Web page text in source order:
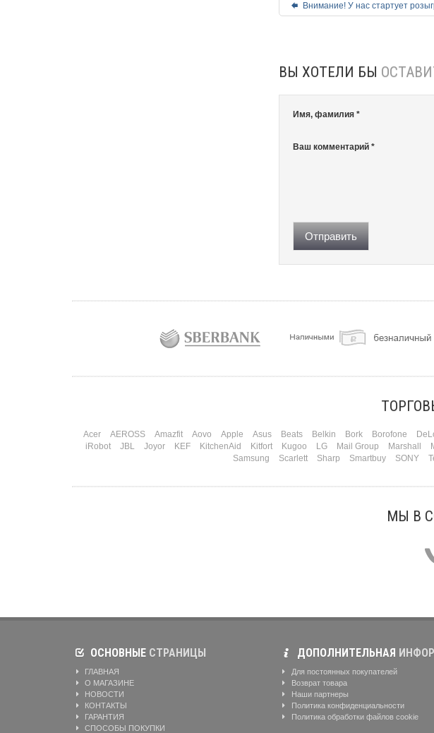
Внимание! У нас стартует
ВЫ ХОТЕЛИ БЫ
Имя, фамилия *
Ваш комментарий *
Отправить
Acer AEROSS Amazfit Aovo Apple Asus Beats Belkin Bork Borofone
iRobot
JBL Joyor KEF KitchenAid Kitfort Kugoo LG Mail Group Marshall
Samsung
Scarlett Sharp Smartbuy SONY
МЫ В
ОСНОВНЫЕ СТРАНИЦЫ
ГЛАВНАЯ
О МАГАЗИНЕ
НОВОСТИ
КОНТАКТЫ
ГАРАНТИЯ
СПОСОБЫ ПОКУПКИ
ДОПОЛНИТЕЛЬНАЯ
Для постоянных покупателей
Возврат товара
Наши партнеры
Политика конфиденциальности
Политика обработки файлов cookie